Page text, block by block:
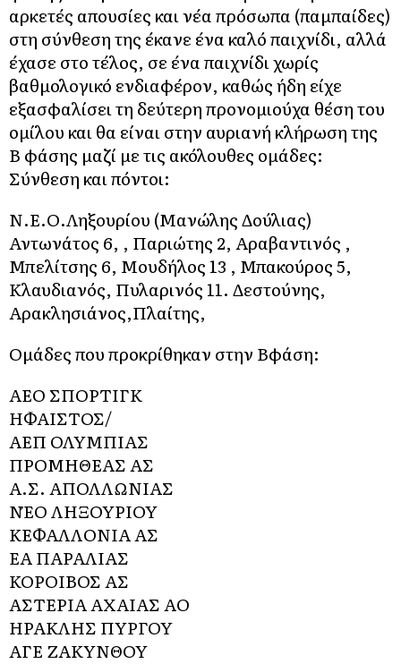
αρκετές απουσίες και νέα πρόσωπα (παμπαίδες)
στη σύνθεση της έκανε ένα καλό παιχνίδι, αλλά
έχασε στο τέλος, σε ένα παιχνίδι χωρίς
βαθμολογικό ενδιαφέρον, καθώς ήδη είχε
εξασφαλίσει τη δεύτερη προνομιούχα θέση του
ομίλου και θα είναι στην αυριανή κλήρωση της
Β΄ φάσης μαζί με τις ακόλουθες ομάδες:
Σύνθεση και πόντοι:
Ν.Ε.Ο.Ληξουρίου (Μανώλης Δούλιας)
Αντωνάτος 6, , Παριώτης 2, Αραβαντινός ,
Μπελίτσης 6, Μουδήλος 13 , Μπακούρος 5,
Κλαυδιανός, Πυλαρινός 11. Δεστούνης,
Αρακλησιάνος,Πλαίτης,
Ομάδες που προκρίθηκαν στην Β΄φάση:
ΑΕΟ ΣΠΟΡΤΙΓΚ
ΗΦΑΙΣΤΟΣ/
ΑΕΠ ΟΛΥΜΠΙΑΣ
ΠΡΟΜΗΘΕΑΣ ΑΣ
Α.Σ. ΑΠΟΛΛΩΝΙΑΣ
ΝΈΟ ΛΗΞΟΥΡΙΟΥ
ΚΕΦΑΛΛΟΝΙΑ ΑΣ
ΕΑ ΠΑΡΑΛΙΑΣ
ΚΟΡΟΙΒΟΣ ΑΣ
ΑΣΤΕΡΙΑ ΑΧΑΙΑΣ ΑΟ
ΗΡΑΚΛΗΣ ΠΥΡΓΟΥ
ΑΓΕ ΖΑΚΥΝΘΟΥ